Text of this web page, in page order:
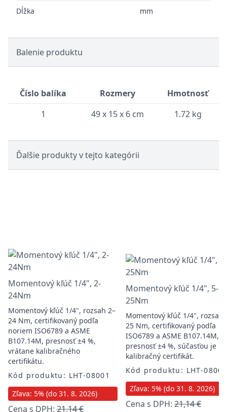
Dĺžka mm
Balenie produktu
Číslo balíka Rozmery
Hmotnosť
1
49 x 15 x 6 cm 1.72 kg
Ďalšie produkty v tejto kategórii
Momentový kľúč 1/4", 2-
24Nm
Momentový kľúč 1/4", rozsah 2–
24 Nm, certifikovaný podľa
noriem ISO6789 a ASME
B107.14M, presnosť ±4 %,
vrátane kalibračného
certifikátu.
Kód produktu: LHT-08001
Zľava: 5% (do 31. 8. 2026)
Cena s DPH: 21,14 €
Momentový kľúč 1/4", 5-
25Nm
Momentový kľúč 1/4", rozsah
25 Nm, certifikovaný podľa
ISO6789 a ASME B107.14M,
presnosť ±4 %, súčasťou je
kalibračný certifikát.
Kód produktu: LHT-
Zľava: 5% (do 31. 8. 2026)
Cena s DPH: 21,14 €